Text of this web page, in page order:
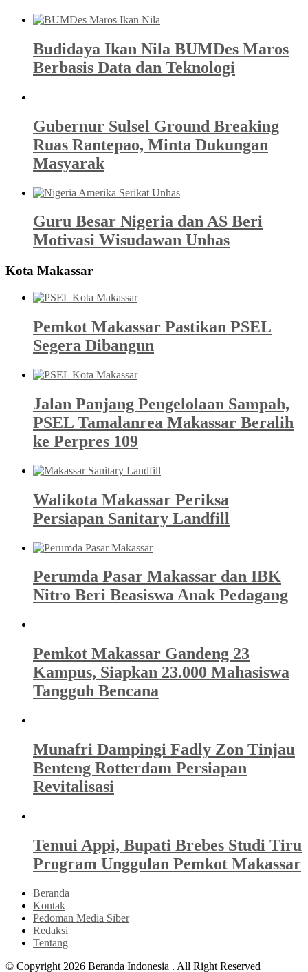
Budidaya Ikan Nila BUMDes Maros
Berbasis Data dan Teknologi
Gubernur Sulsel Ground Breaking
Ruas Rantepao, Minta Dukungan
Masyarak
Guru Besar Nigeria dan AS Beri
Motivasi Wisudawan Unhas
Kota Makassar
Pemkot Makassar Pastikan PSEL
Segera Dibangun
Jalan Panjang Pengelolaan Sampah,
PSEL Tamalanrea Makassar Beralih
ke Perpres 109
Walikota Makassar Periksa
Persiapan Sanitary Landfill
Perumda Pasar Makassar dan IBK
Nitro Beri Beasiswa Anak Pedagang
Pemkot Makassar Gandeng 23
Kampus, Siapkan 23.000 Mahasiswa
Tangguh Bencana
Munafri Dampingi Fadly Zon Tinjau
Benteng Rotterdam Persiapan
Revitalisasi
Temui Appi, Bupati Brebes Studi Tiru
Program Unggulan Pemkot Makassar
Beranda
Kontak
Pedoman Media Siber
Redaksi
Tentang
© Copyright 2026 Beranda Indonesia . All Right Reserved